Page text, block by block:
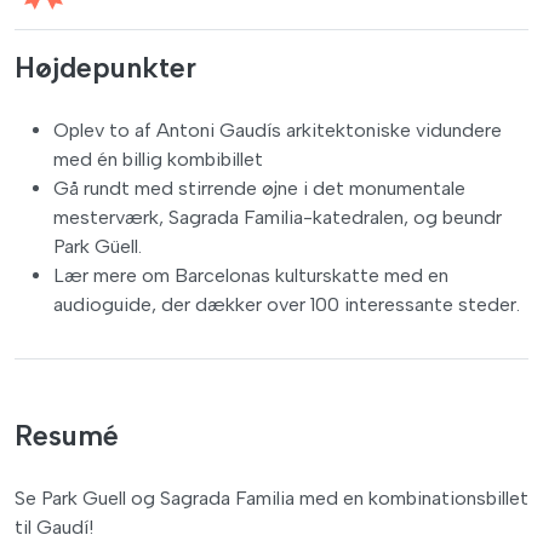
Højdepunkter
Oplev to af Antoni Gaudís arkitektoniske vidundere
med én billig kombibillet
Gå rundt med stirrende øjne i det monumentale
mesterværk, Sagrada Familia-katedralen, og beundr
Park Güell.
Lær mere om Barcelonas kulturskatte med en
audioguide, der dækker over 100 interessante steder.
Resumé
Se Park Guell og Sagrada Familia med en kombinationsbillet
til Gaudí!